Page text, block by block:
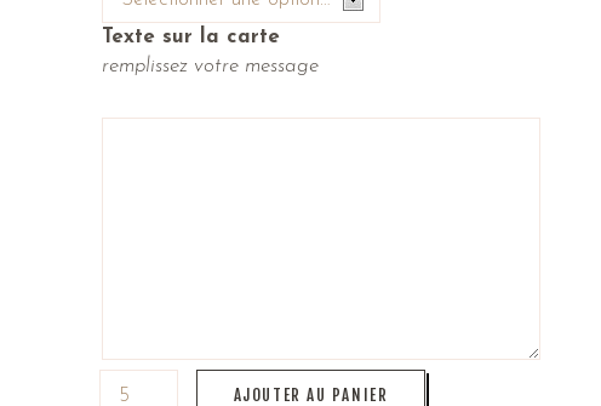
Texte sur la carte
remplissez votre message
AJOUTER AU PANIER